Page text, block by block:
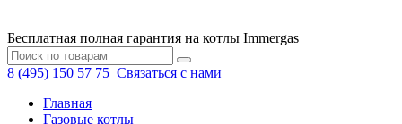
Бесплатная полная гарантия на котлы Immergas
8 (495) 150 57 75 Связаться с нами
Главная
Газовые котлы